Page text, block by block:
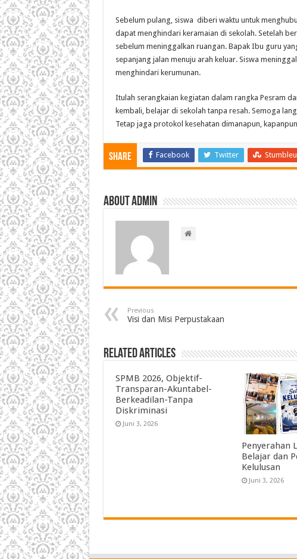
Sebelum pulang, siswa diberi waktu untuk
dapat menghindari keramaian di sekolah. Setelah
sebelum meninggalkan ruangan. Bapak Ibu guru
sepanjang jalan menuju arah keluar. Siswa
menghindari kerumunan.
Itulah serangkaian kegiatan dalam rangka Pesram
kembali, belajar di sekolah tanpa resah. Semoga
Tetap jaga protokol kesehatan dimanapun,
Share Facebook Twitter
About admin
Previous
Visi dan Misi Perpustakaan
Related Articles
SPMB 2026, Objektif-
Transparan-Akuntabel-
Berkeadilan-Tanpa
Diskriminasi
Juni 3, 2026
Penyerahan
Belajar dan
Kelulusan
Juni 3, 2026